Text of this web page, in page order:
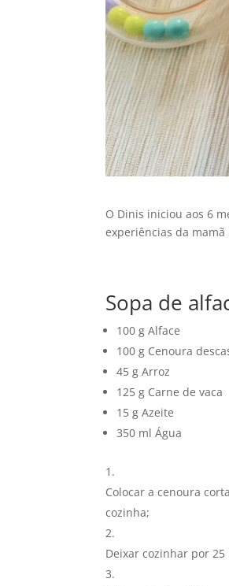
O Dinis iniciou aos 6
experiências da mamã
Sopa de
100 g Alface
100 g Cenoura
45 g Arroz
125 g Carne de vaca
15 g Azeite
350 ml Água
Colocar a cenoura
cozinha;
Deixar cozinhar por